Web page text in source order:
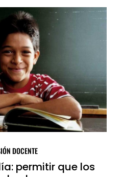
DOCENTE
permitir que los